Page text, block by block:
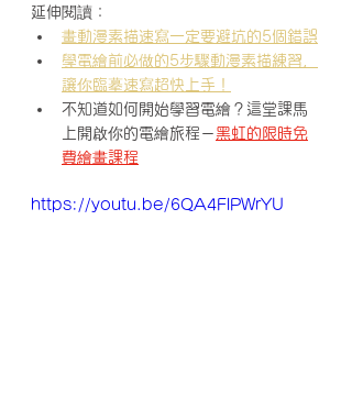
延伸閱讀：
畫動漫素描速寫一定要避坑的5個錯誤
學電繪前必做的5步驟動漫素描練習，
讓你臨摹速寫超快上手！
不知道如何開始學習電繪？這堂課馬
上開啟你的電繪旅程－ 黑虹的限時免
費繪畫課程
https://youtu.be/6QA4FlPWrYU